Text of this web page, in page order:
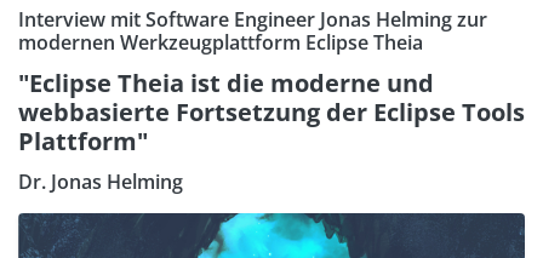
Interview mit Software Engineer Jonas Helming zur
modernen Werkzeugplattform Eclipse Theia
"Eclipse Theia ist die moderne und
webbasierte Fortsetzung der Eclipse Tools
Plattform"
Dr. Jonas Helming